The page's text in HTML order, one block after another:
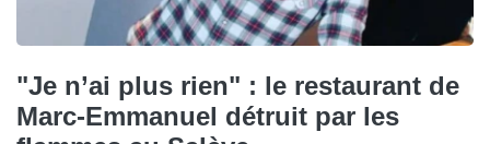
"Je n’ai plus rien" : le restaurant de
Marc-Emmanuel détruit par les